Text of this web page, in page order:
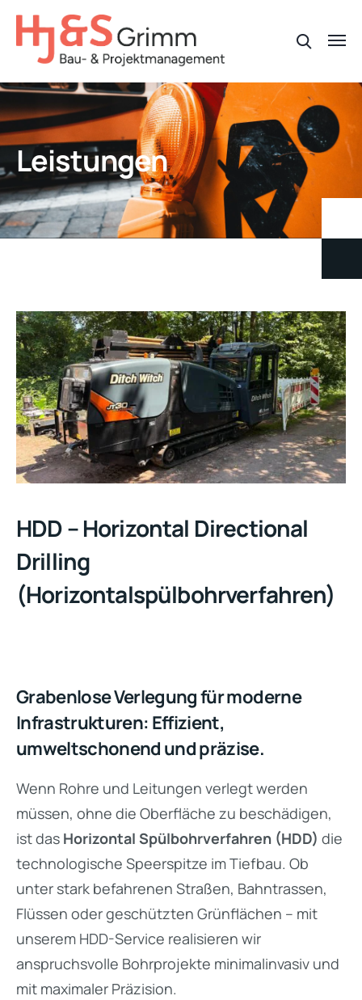
Leistungen
HDD – Horizontal Directional
Drilling
(Horizontalspülbohrverfahren)
Grabenlose Verlegung für moderne
Infrastrukturen: Effizient,
umweltschonend und präzise.
Wenn Rohre und Leitungen verlegt werden
müssen, ohne die Oberfläche zu beschädigen,
ist das Horizontal Spülbohrverfahren (HDD) die
technologische Speerspitze im Tiefbau. Ob
unter stark befahrenen Straßen, Bahntrassen,
Flüssen oder geschützten Grünflächen – mit
unserem HDD-Service realisieren wir
anspruchsvolle Bohrprojekte minimalinvasiv und
mit maximaler Präzision.